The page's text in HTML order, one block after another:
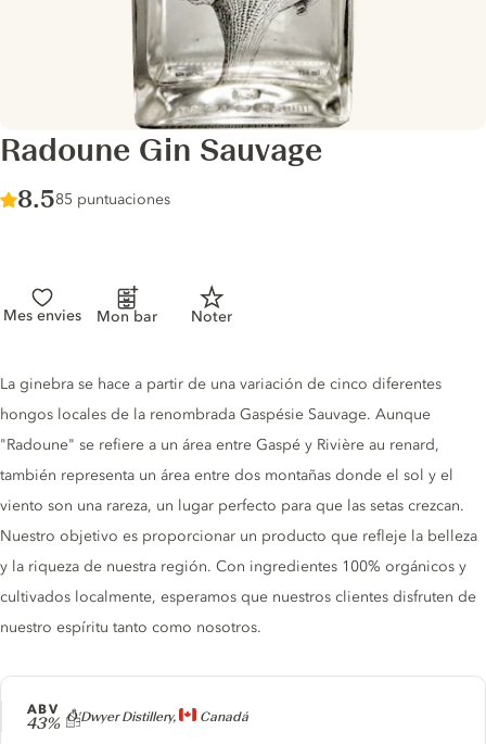
Radoune Gin Sauvage
Score :
8.5/ 10
85 puntuaciones
Mes envies Mon bar Noter
Producer
O'Dwyer Distillery, Canadá
ABV
43%
Gin description
La ginebra se hace a partir de una variación de cinco diferentes
hongos locales de la renombrada Gaspésie Sauvage. Aunque
"Radoune" se refiere a un área entre Gaspé y Rivière au renard,
también representa un área entre dos montañas donde el sol y el
viento son una rareza, un lugar perfecto para que las setas crezcan.
Nuestro objetivo es proporcionar un producto que refleje la belleza
y la riqueza de nuestra región. Con ingredientes 100% orgánicos y
cultivados localmente, esperamos que nuestros clientes disfruten de
nuestro espíritu tanto como nosotros.